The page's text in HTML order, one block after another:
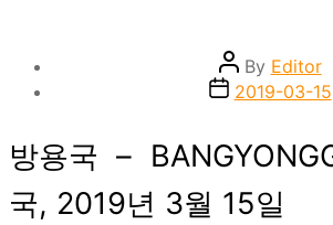
Post
author
By Editor
Post2019-03-15
방용국 –
국, 2019년 3월 15일